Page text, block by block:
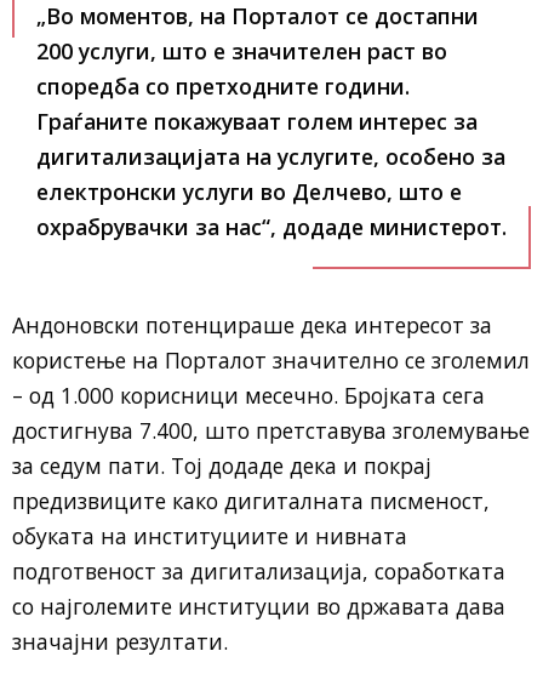
„Во моментов, на Порталот се достапни
200 услуги, што е значителен раст во
споредба со претходните години.
Граѓаните покажуваат голем интерес за
дигитализацијата на услугите, особено за
електронски услуги во Делчево, што е
охрабрувачки за нас“, додаде министерот.
Андоновски потенцираше дека интересот за
користење на Порталот значително се зголемил
– од 1.000 корисници месечно. Бројката сега
достигнува 7.400, што претставува зголемување
за седум пати. Тој додаде дека и покрај
предизвиците како дигиталната писменост,
обуката на институциите и нивната
подготвеност за дигитализација, соработката
со најголемите институции во државата дава
значајни резултати.